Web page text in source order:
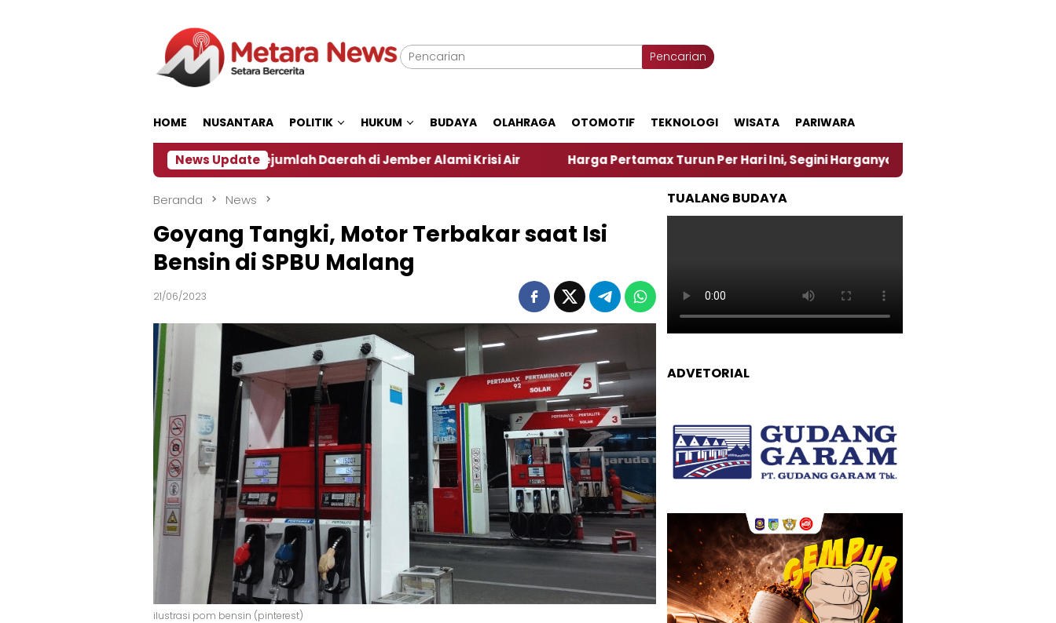
Pencarian
HOME NUSANTARA POLITIK HUKUM BUDAYA OLAHRAGA OTOMOTIF TEKNOLOGI WISATA PARIWARA
News Update
Dampak El Nino, Sejumlah Daerah di Jember Alami Krisi Air Harga Pertamax Turun Per Hari Ini, Segini Harganya ‎Nasirun Maestro Lukis Pemadu
Beranda News
Goyang Tangki, Motor Terbakar saat Isi
Bensin di SPBU Malang
21/06/2023
ilustrasi pom bensin (pinterest)
TUALANG BUDAYA
ADVETORIAL